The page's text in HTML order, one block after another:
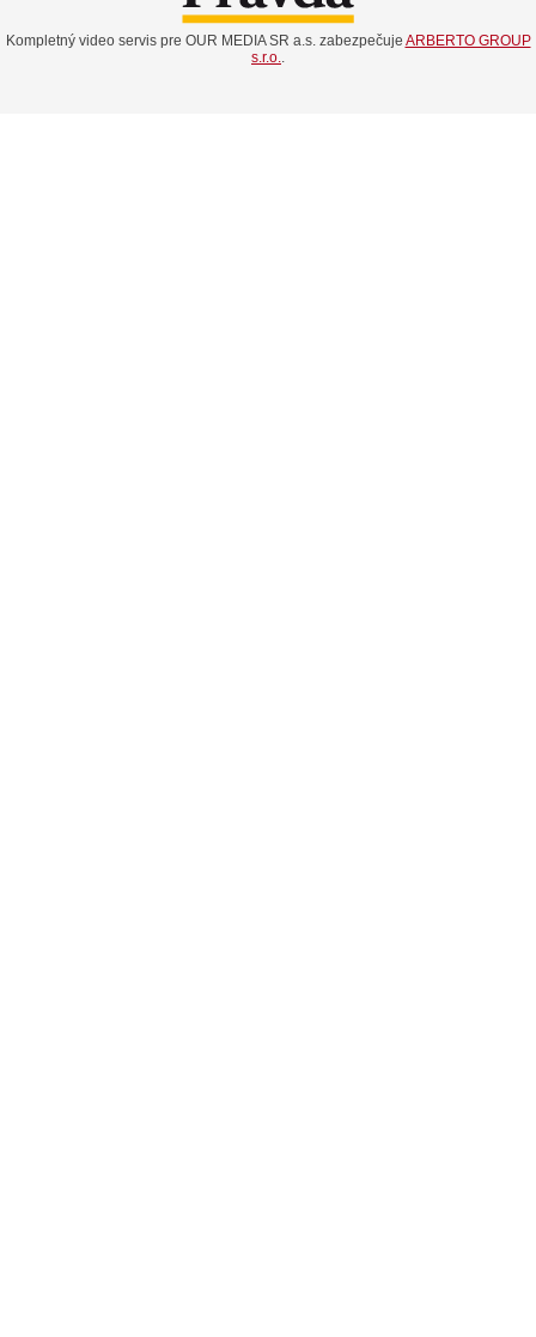
Kompletný video servis pre OUR MEDIA SR a.s. zabezpečuje ARBERTO GROUP
s.r.o..